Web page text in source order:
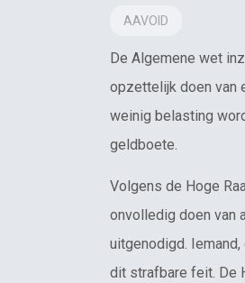
AAVOID
De Algemene wet
opzettelijk doen van
weinig belasting
geldboete.
Volgens de Hoge
onvolledig doen van
uitgenodigd.
dit strafbare feit. De